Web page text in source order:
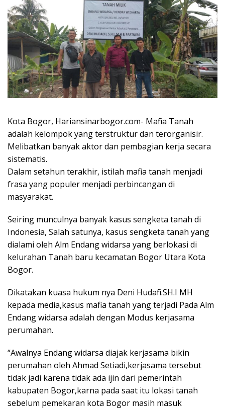
Kota Bogor, Hariansinarbogor.com- Mafia Tanah
adalah kelompok yang terstruktur dan terorganisir.
Melibatkan banyak aktor dan pembagian kerja secara
sistematis.
Dalam setahun terakhir, istilah mafia tanah menjadi
frasa yang populer menjadi perbincangan di
masyarakat.
Seiring munculnya banyak kasus sengketa tanah di
Indonesia, Salah satunya, kasus sengketa tanah yang
dialami oleh Alm Endang widarsa yang berlokasi di
kelurahan Tanah baru kecamatan Bogor Utara Kota
Bogor.
Dikatakan kuasa hukum nya Deni Hudafi.SH.I MH
kepada media,kasus mafia tanah yang terjadi Pada Alm
Endang widarsa adalah dengan Modus kerjasama
perumahan.
“Awalnya Endang widarsa diajak kerjasama bikin
perumahan oleh Ahmad Setiadi,kerjasama tersebut
tidak jadi karena tidak ada ijin dari pemerintah
kabupaten Bogor,karna pada saat itu lokasi tanah
sebelum pemekaran kota Bogor masih masuk